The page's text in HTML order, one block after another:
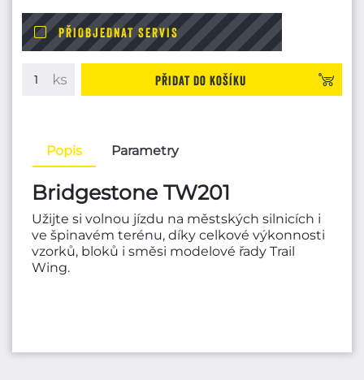
PŘIOBJEDNAT SERVIS
Přidat do košíku
Popis Parametry
Bridgestone TW201
Užijte si volnou jízdu na městských silnicích i
ve špinavém terénu, díky celkové výkonnosti
vzorků, bloků i směsi modelové řady Trail
Wing.